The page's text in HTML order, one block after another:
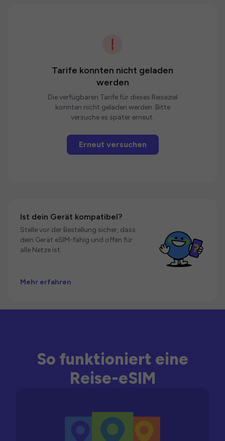
Tarife konnten nicht geladen
werden
Die verfügbaren Tarife für dieses Reiseziel
konnten nicht geladen werden. Bitte
versuche es später erneut.
Erneut versuchen
Ist dein Gerät kompatibel?
Stelle vor der Bestellung sicher, dass
dein Gerät eSIM-fähig und offen für
alle Netze ist.
Mehr erfahren
So funktioniert eine
Reise-eSIM